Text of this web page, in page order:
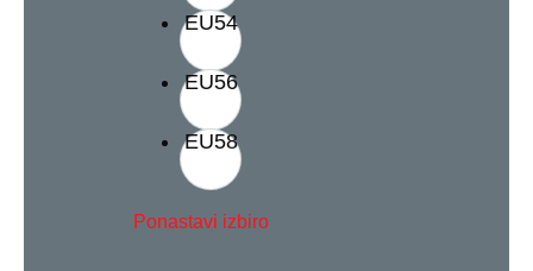
EU54
EU56
EU58
Ponastavi izbiro